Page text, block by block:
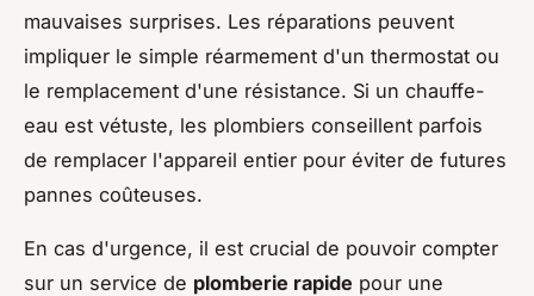
mauvaises surprises. Les réparations peuvent
impliquer le simple réarmement d'un thermostat ou
le remplacement d'une résistance. Si un chauffe-
eau est vétuste, les plombiers conseillent parfois
de remplacer l'appareil entier pour éviter de futures
pannes coûteuses.
En cas d'urgence, il est crucial de pouvoir compter
sur un service de plomberie rapide pour une